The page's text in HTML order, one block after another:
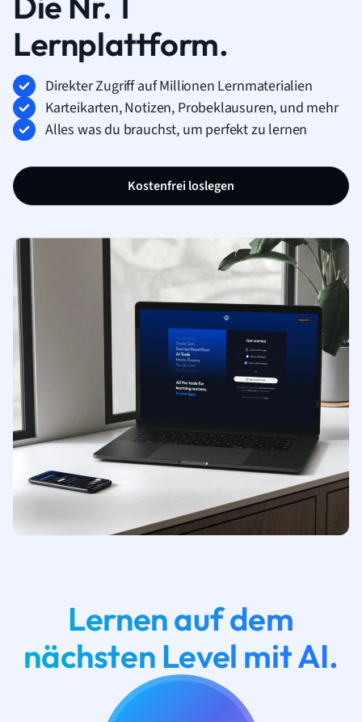
Lernplattform.
Direkter Zugriff auf Millionen Lernmaterialien
Karteikarten, Notizen, Probeklausuren, und mehr
Alles was du brauchst, um perfekt zu lernen
Kostenfrei loslegen
Lernen auf dem
nächsten Level mit AI.